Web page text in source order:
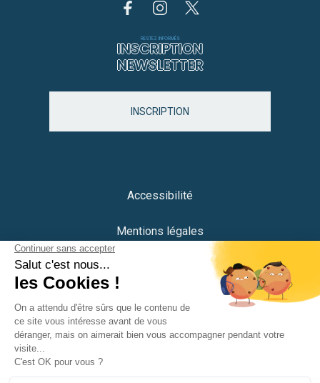
RESTEZ INFORMÉS
INSCRIPTION
NEWSLETTER
INSCRIPTION
Accessibilité
Mentions légales
Protection des données
Plan du site
Crédits